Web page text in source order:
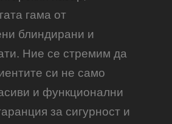
гама от
блиндирани и
Ние се стремим да
си не само
и функционални
за сигурност и